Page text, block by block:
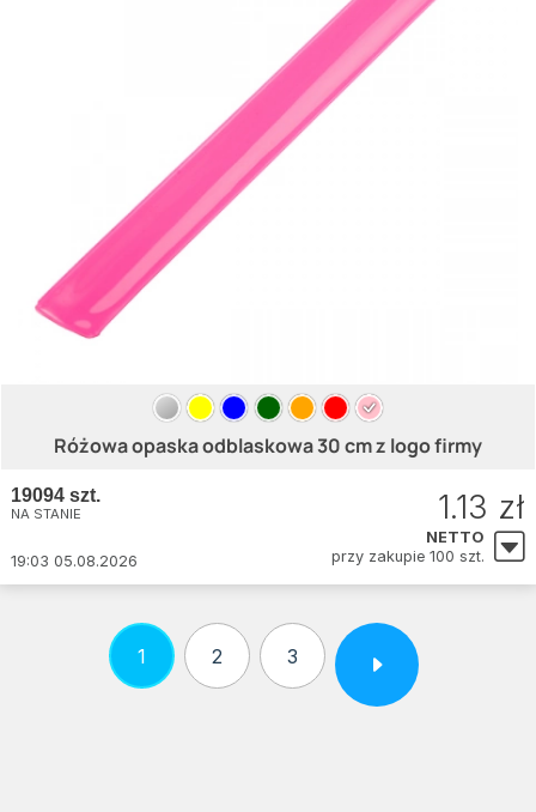
Różowa opaska odblaskowa 30 cm z logo firmy
19094 szt.
NA STANIE
19:03 05.08.2026
1.13 zł
NETTO
przy zakupie 100 szt.
1 2 3